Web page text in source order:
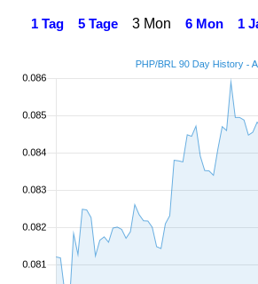
1 Tag 5 Tage 3 Mon 6 Mon 1